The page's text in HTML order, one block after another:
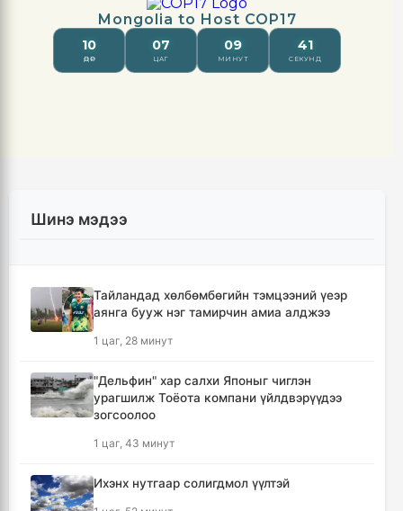
Шинэ мэдээ
Тайландад хөлбөмбөгийн тэмцээний үеэр
аянга бууж нэг тамирчин амиа алджээ
1 цаг, 28 минут
"Дельфин" хар салхи Японыг чиглэн
урагшилж Тоёота компани үйлдвэрүүдээ
зогсоолоо
1 цаг, 43 минут
Ихэнх нутгаар солигдмол үүлтэй